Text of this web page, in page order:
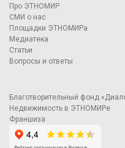
Про ЭТНОМИР
СМИ о нас
Площадки ЭТНОМИРа
Медиатека
Статьи
Вопросы и ответы
Благотворительный фонд
Недвижимость в ЭТНОМИРе
Франшиза